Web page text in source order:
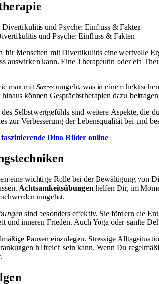
und Psyche: Einfluss & Fakten
für Menschen mit Divertikulitis eine wertvolle
auswirken kann. Eine Therapeutin oder ein
man mit Stress umgeht, was in einem
können Gesprächstherapien dazu
Selbstwertgefühls sind weitere Aspekte, die
zur Verbesserung der Lebensqualität bei und
Dino Bilder online
eine wichtige Rolle bei der Bewältigung von
Achtsamkeitsübungen helfen Dir, im
umgehst.
sind besonders effektiv. Sie fördern die
und inneren Frieden. Auch Yoga oder sanfte
Pausen einzulegen. Stressige
hilfreich sein kann. Wenn Du